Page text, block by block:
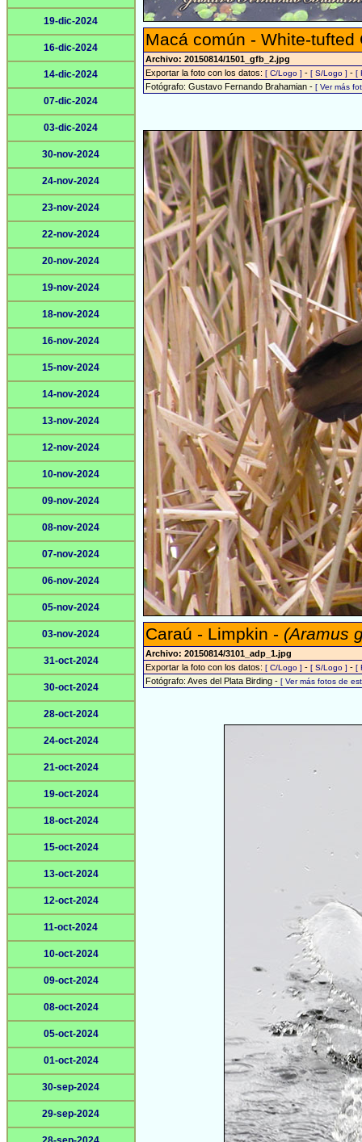
19-dic-2024
16-dic-2024
14-dic-2024
07-dic-2024
03-dic-2024
30-nov-2024
24-nov-2024
23-nov-2024
22-nov-2024
20-nov-2024
19-nov-2024
18-nov-2024
16-nov-2024
15-nov-2024
14-nov-2024
13-nov-2024
12-nov-2024
10-nov-2024
09-nov-2024
08-nov-2024
07-nov-2024
06-nov-2024
05-nov-2024
03-nov-2024
31-oct-2024
30-oct-2024
28-oct-2024
24-oct-2024
21-oct-2024
19-oct-2024
18-oct-2024
15-oct-2024
13-oct-2024
12-oct-2024
11-oct-2024
10-oct-2024
09-oct-2024
08-oct-2024
05-oct-2024
01-oct-2024
30-sep-2024
29-sep-2024
Macá común - White-
Archivo: 20150814/1501_gfb_2.jpg
Exportar la foto con los datos: [ C/Logo ] - [ S/Logo ] - [
Fotógrafo: Gustavo Fernando Brahamian - [ Ver más
Caraú - Limpkin - (Aramus
Archivo: 20150814/3101_adp_1.jpg
Exportar la foto con los datos: [ C/Logo ] - [ S/Logo ] - [
Fotógrafo: Aves del Plata Birding - [ Ver más fotos de